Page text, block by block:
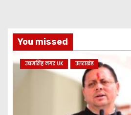
You missed
उधमसिंह नगर UK उत्तराखंड